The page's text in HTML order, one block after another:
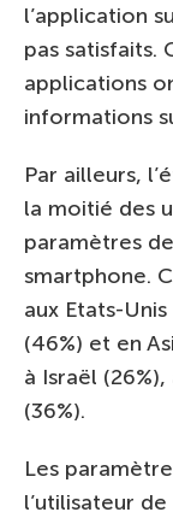
l’application
pas satisfaits.
applications
informations
Par ailleurs,
la moitié des
paramètres
smartphone.
aux Etats-
(46%) et en
à Israël
(36%).
Les
l’utilisateur